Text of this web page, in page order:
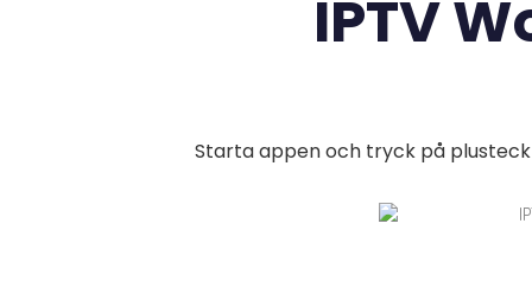
IPTV
Starta appen och tryck på